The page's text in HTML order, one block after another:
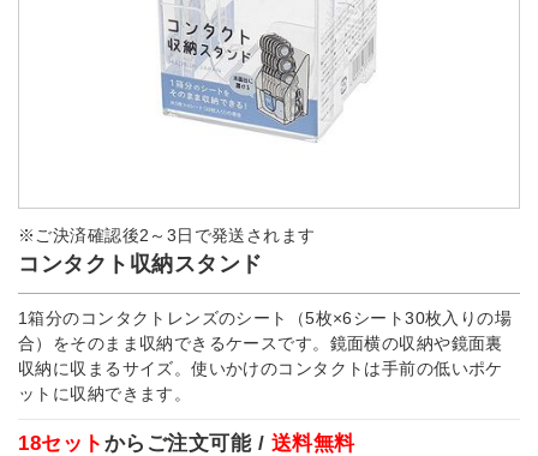
※ご決済確認後2～3日で発送されます
コンタクト収納スタンド
1箱分のコンタクトレンズのシート（5枚×6シート30枚入りの場
合）をそのまま収納できるケースです。鏡面横の収納や鏡面裏
収納に収まるサイズ。使いかけのコンタクトは手前の低いポケ
ットに収納できます。
18セット からご注文可能 / 送料無料